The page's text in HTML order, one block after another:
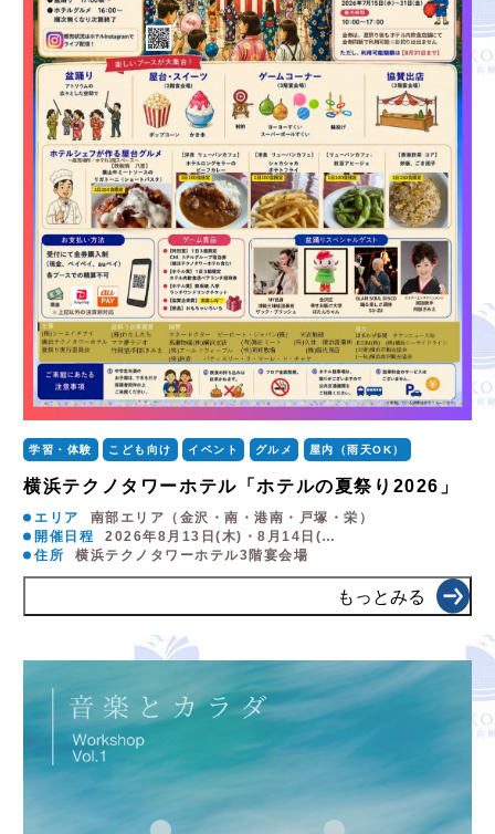
学習・体験 こども向け イベント グルメ 屋内（雨天OK）
横浜テクノタワーホテル「ホテルの夏祭り2026」
エリア
南部エリア（金沢・南・港南・戸塚・栄）
開催日程
2026年8月13日(木)・8月14日(…
住所
横浜テクノタワーホテル3階宴会場
もっとみる